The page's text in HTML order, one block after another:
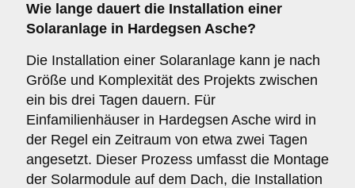
Wie lange dauert die Installation einer
Solaranlage in Hardegsen Asche?
Die Installation einer Solaranlage kann je nach
Größe und Komplexität des Projekts zwischen
ein bis drei Tagen dauern. Für
Einfamilienhäuser in Hardegsen Asche wird in
der Regel ein Zeitraum von etwa zwei Tagen
angesetzt. Dieser Prozess umfasst die Montage
der Solarmodule auf dem Dach, die Installation